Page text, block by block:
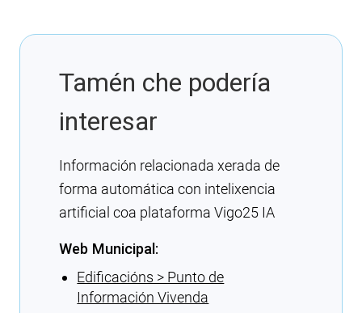
Tamén che podería
interesar
Información relacionada xerada de
forma automática con intelixencia
artificial coa plataforma Vigo25 IA
Web Municipal:
Edificacións > Punto de
Información Vivenda